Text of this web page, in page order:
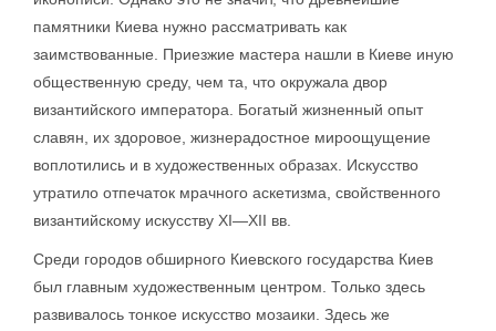
памятники Киева нужно рассматривать как
заимствованные. Приезжие мастера нашли в Киеве иную
общественную среду, чем та, что окружала двор
византийского императора. Богатый жизненный опыт
славян, их здоровое, жизнерадостное мироощущение
воплотились и в художественных образах. Искусство
утратило отпечаток мрачного аскетизма, свойственного
византийскому искусству XI—XII вв.
Среди городов обширного Киевского государства Киев
был главным художественным центром. Только здесь
развивалось тонкое искусство мозаики. Здесь же